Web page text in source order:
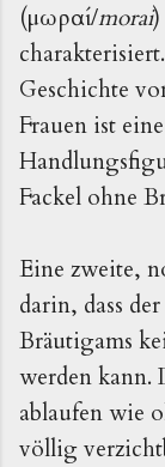
(μωραί/morai
Geschichte
Frauen ist
Fackel ohne
Eine zweite,
darin, dass
Bräutigams
werden kann.
ablaufen wie
völlig